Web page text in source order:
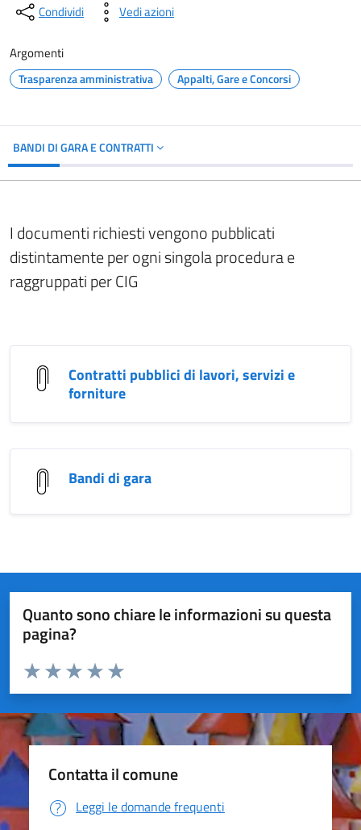
Condividi Vedi azioni
Argomenti
Trasparenza amministrativa Appalti, Gare e Concorsi
BANDI DI GARA E CONTRATTI
I documenti richiesti vengono pubblicati
distintamente per ogni singola procedura e
raggruppati per CIG
Contratti pubblici di lavori, servizi e
forniture
Bandi di gara
Quanto sono chiare le informazioni su questa
pagina?
Valuta da 1 a 5 stelle la pagina
Valuta 5 stelle su 5
Valuta 4 stelle su 5
Valuta 3 stelle su 5
Valuta 2 stelle su 5
Valuta 1 stelle su 5
Contatta il comune
Leggi le domande frequenti